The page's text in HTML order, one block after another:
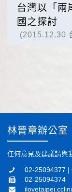
台灣以「兩
國之探討
(2015.12.30
林晉章辦公室
任何意見及建議請與
02-25094377 |
02-25094374